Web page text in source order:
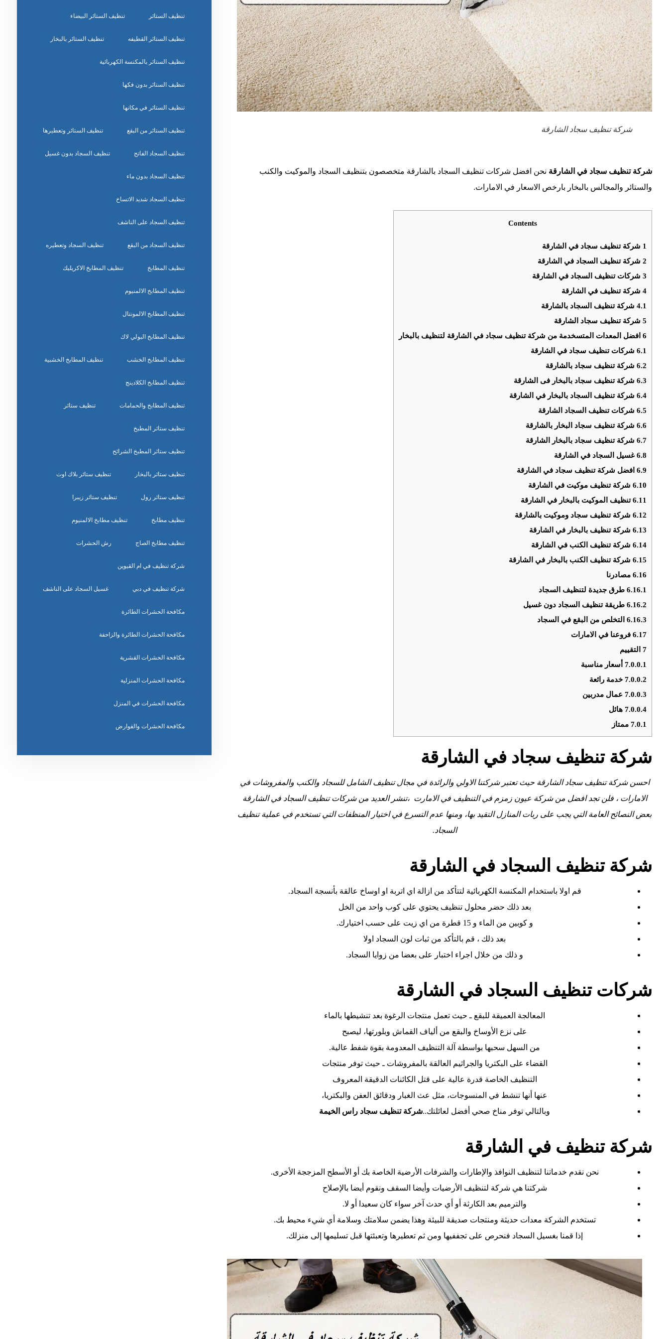
شركة تنظيف سجاد الشارقة
شركة تنظيف سجاد في الشارقة نحن افضل شركات تنظيف السجاد بالشارقة متخصصون بتنظيف السجاد والموكيت والكنب
والستائر والمجالس بالبخار بارخص الاسعار في الامارات.
Contents
1 شركة تنظيف سجاد في الشارقة
2شركة تنظيف السجاد في الشارقة
3شركات تنظيف السجاد في الشارقة
4شركة تنظيف في الشارقة
4.1شركة تنظيف السجاد بالشارقة
5شركة تنظيف سجاد الشارقة
6افضل المعدات المتسخدمة من شركة تنظيف سجاد في الشارقة لتنظيف بالبخار
6.1شركات تنظيف سجاد في الشارقة
6.2شركة تنظيف سجاد بالشارقة
6.3شركة تنظيف سجاد بالبخار فى الشارقة
6.4شركة تنظيف السجاد بالبخار في الشارقة
6.5شركات تنظيف السجاد الشارقة
6.6شركة تنظيف سجاد البخار بالشارقة
6.7شركة تنظيف سجاد بالبخار الشارقة
6.8غسيل السجاد في الشارقة
6.9افضل شركة تنظيف سجاد في الشارقة
6.10شركة تنظيف موكيت في الشارقة
6.11تنظيف الموكيت بالبخار في الشارقة
6.12شركة تنظيف سجاد وموكيت بالشارقة
6.13شركة تنظيف بالبخار في الشارقة
6.14شركة تنظيف الكنب في الشارقة
6.15شركة تنظيف الكنب بالبخار في الشارقة
6.16مصادرنا
6.16.1طرق جديدة لتنظيف السجاد
6.16.2طريقة تنظيف السجاد دون غسيل
6.16.3التخلص من البقع في السجاد
6.17فروعنا في الامارات
7التقييم
7.0.0.1أسعار مناسبة
7.0.0.2خدمة رائعة
7.0.0.3عمال مدربين
7.0.0.4هائل
7.0.1ممتاز
شركة تنظيف سجاد في الشارقة
احسن شركة تنظيف سجاد الشارقة حيث تعتبر شركتنا الاولي والرائدة في مجال تنظيف الشامل للسجاد والكنب والمفروشات في
الامارات ، فلن تجد افضل من شركة عيون زمزم في التنظيف في الامارت ،تنشر العديد من شركات تنظيف السجاد في الشارقة
بعض النصائح العامة التي يجب على ربات المنازل التقيد بها، ومنها عدم التسرع في اختيار المنظفات التي تستخدم في عملية تنظيف
السجاد.
شركة تنظيف السجاد في الشارقة
قم اولا باستخدام المكنسة الكهربائية لتتأكد من ازالة اي اتربة او اوساخ عالقة بأنسجة السجاد.
بعد ذلك حضر محلول تنظيف يحتوي على كوب واحد من الخل
و كوبين من الماء و 15 قطرة من اي زيت على حسب اختيارك.
بعد ذلك ، قم بالتأكد من ثبات لون السجاد اولا
و ذلك من خلال اجراء اختبار على بعضا من زوايا السجاد.
شركات تنظيف السجاد في الشارقة
المعالجة العميقة للبقع ـ حيث تعمل منتجات الرغوة بعد تنشيطها بالماء
على نزع الأوساخ والبقع من ألياف القماش وبلورتها، ليصبح
من السهل سحبها بواسطة آلة التنظيف المعدومة بقوة شفط عالية.
القضاء على البكتريا والجراثيم العالقة بالمفروشات ـ حيث توفر منتجات
التنظيف الخاصة قدرة عالية على قتل الكائنات الدقيقة المعروف
عنها أنها تنشط في المنسوجات، مثل عث الغبار ودقائق العفن والبكتريا،
وبالتالي توفر مناخ صحي أفضل لعائلتك..شركة تنظيف سجاد راس الخيمة
شركة تنظيف في الشارقة
نحن نقدم خدماتنا لتنظيف النوافذ والإطارات والشرفات الأرضية الخاصة بك أو الأسطح المزججة الأخرى.
شركتنا هي شركة لتنظيف الأرضيات وأيضا السقف ونقوم أيضا بالإصلاح
والترميم بعد الكارثة أو أي حدث آخر سواء كان سعيدا أو لا.
تستخدم الشركة معدات حديثة ومنتجات صديقة للبيئة وهذا يضمن سلامتك وسلامة أي شيء محيط بك.
إذا قمنا بغسيل السجاد فنحرص على تجففيها ومن ثم تعطيرها وتعبئتها قبل تسليمها إلى منزلك.
تنظيف الستائر تنظيف الستائر البيضاء
تنظيف الستائر القطيفه تنظيف الستائر بالبخار
تنظيف الستائر بالمكنسة الكهربائية
تنظيف الستائر بدون فكها
تنظيف الستائر في مكانها
تنظيف الستائر من البقع تنظيف الستائر وتعطيرها
تنظيف السجاد الفاتح تنظيف السجاد بدون غسيل
تنظيف السجاد بدون ماء
تنظيف السجاد شديد الاتساخ
تنظيف السجاد على الناشف
تنظيف السجاد من البقع تنظيف السجاد وتعطيره
تنظيف المطابخ تنظيف المطابخ الاكريليك
تنظيف المطابخ الالمنيوم
تنظيف المطابخ الالمونتال
تنظيف المطابخ البولي لاك
تنظيف المطابخ الخشب تنظيف المطابخ الخشبية
تنظيف المطابخ الكلادينج
تنظيف المطابخ والحمامات تنظيف ستائر
تنظيف ستائر المطبخ
تنظيف ستائر المطبخ الشرائح
تنظيف ستائر بالبخار تنظيف ستائر بلاك اوت
تنظيف ستائر رول تنظيف ستائر زيبرا
تنظيف مطابخ تنظيف مطابخ الالمنيوم
تنظيف مطابخ الصاج رش الحشرات
شركة تنظيف في ام القيوين
شركة تنظيف في دبي غسيل السجاد على الناشف
مكافحة الحشرات الطائرة
مكافحة الحشرات الطائرة والزاحفة
مكافحة الحشرات القشرية
مكافحة الحشرات المنزلية
مكافحة الحشرات في المنزل
مكافحة الحشرات والقوارض